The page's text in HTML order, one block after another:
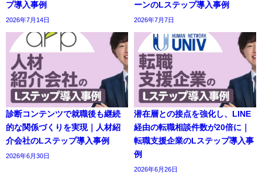
プ導入事例
2026年7月14日
ーンのLステップ導入事例
2026年7月7日
診断コンテンツで就職後も継続
的な関係づくりを実現｜人材紹
介会社のLステップ導入事例
2026年6月30日
潜在層との接点を強化し、LINE
経由の転職相談件数が20倍に｜
転職支援企業のLステップ導入事
例
2026年6月26日